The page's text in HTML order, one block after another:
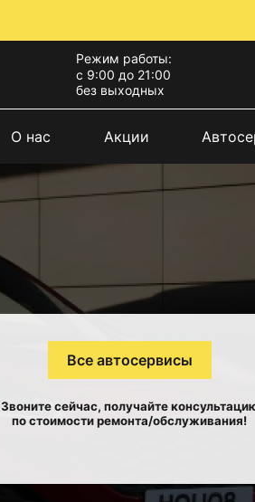
Режим работы:
с 9:00 до 21:00
без выходных
О нас Акции
Все автосервисы
Звоните сейчас, получайте
по стоимости ремонта/обслуживания!